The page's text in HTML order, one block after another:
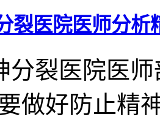
裂医院医师分
分裂医院医
做好防止精